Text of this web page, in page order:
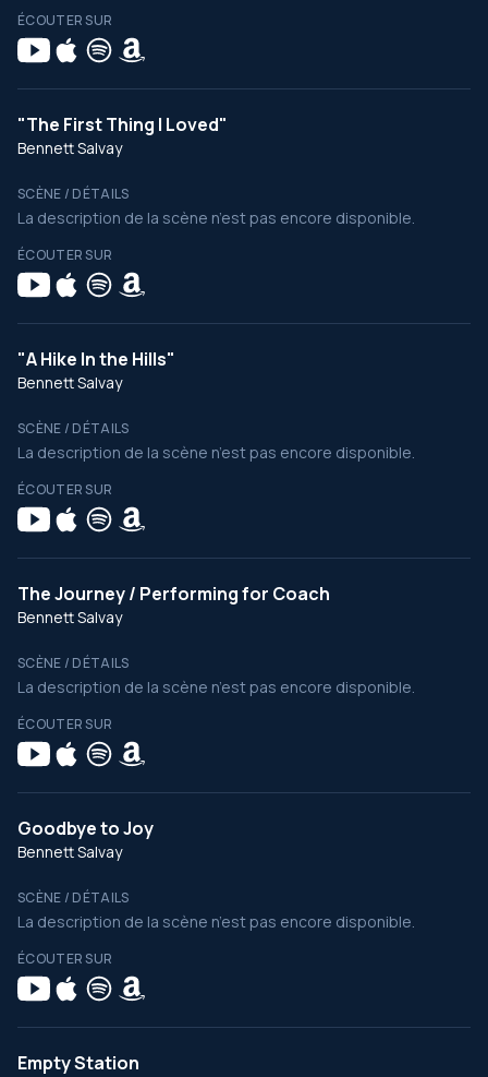
ÉCOUTER SUR
"The First Thing I Loved"
Bennett Salvay
SCÈNE / DÉTAILS
La description de la scène n’est pas encore disponible.
ÉCOUTER SUR
"A Hike In the Hills"
Bennett Salvay
SCÈNE / DÉTAILS
La description de la scène n’est pas encore disponible.
ÉCOUTER SUR
The Journey / Performing for Coach
Bennett Salvay
SCÈNE / DÉTAILS
La description de la scène n’est pas encore disponible.
ÉCOUTER SUR
Goodbye to Joy
Bennett Salvay
SCÈNE / DÉTAILS
La description de la scène n’est pas encore disponible.
ÉCOUTER SUR
Empty Station